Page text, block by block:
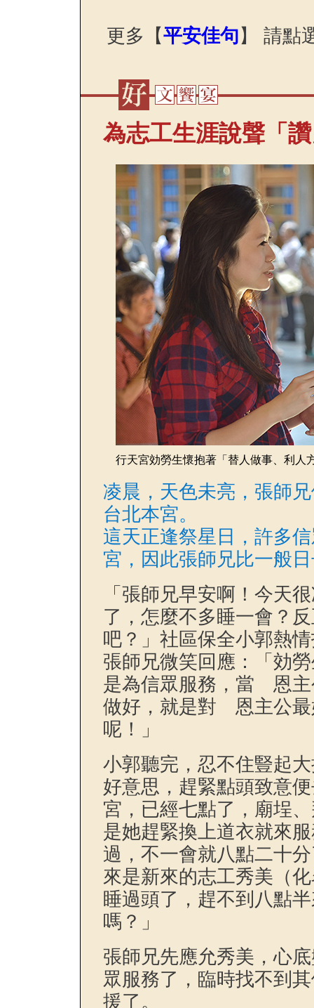
更多【平安佳句 】 請點
為志工生涯說聲「
行天宮効勞生懷抱著「替人做事、利人
凌晨，天色未亮，張師
台北本宮。
這天正逢祭星日，許多
宮，因此張師兄比一般
「張師兄早安啊！今天
了，怎麼不多睡一會？
吧？」社區保全小郭熱
張師兄微笑回應：「効
是為信眾服務，當 恩主
做好，就是對 恩主公最
呢！」
小郭聽完，忍不住豎起
好意思，趕緊點頭致意
宮，已經七點了，廟埕
是她趕緊換上道衣就來
過，不一會就八點二十
來是新來的志工秀美（
睡過頭了，趕不到八點
嗎？」
張師兄先應允秀美，心
眾服務了，臨時找不到
援了。